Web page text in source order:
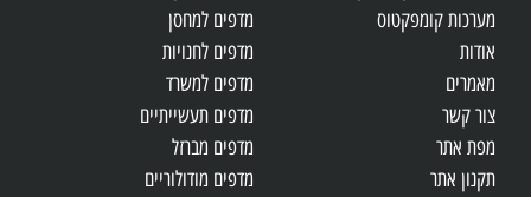
מערכות קומפקטוס
אודות
מאמרים
צור קשר
מפת אתר
תקנון אתר
מדפים למחסן
מדפים לחנויות
מדפים למשרד
מדפים תעשייתיים
מדפים מברזל
מדפים מודולוריים